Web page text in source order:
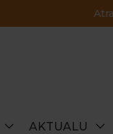
pasiūlymus!
AKTUALU